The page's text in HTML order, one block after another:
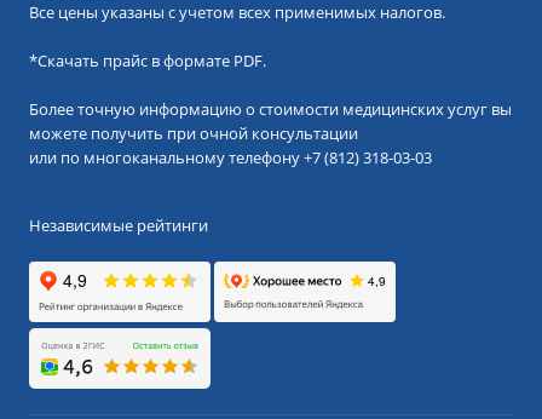
Все цены указаны с учетом всех применимых налогов.
*Скачать прайс в формате PDF.
Более точную информацию о стоимости медицинских услуг вы
можете получить при очной консультации
или по многоканальному телефону+7 (812) 318-03-03
Независимые рейтинги